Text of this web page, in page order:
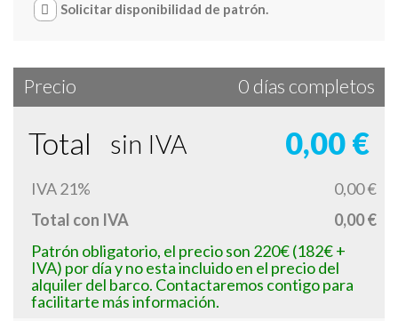
Solicitar disponibilidad de patrón.
Precio 0 días completos
Total sin IVA 0,00 €
IVA 21%
0,00 €
Total con IVA
0,00 €
Patrón obligatorio, el precio son 220€ (182€ +
IVA) por día y no esta incluido en el precio del
alquiler del barco. Contactaremos contigo para
facilitarte más información.